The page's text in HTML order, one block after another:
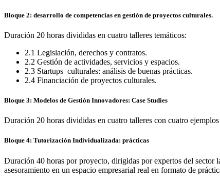
Bloque 2: desarrollo de competencias en gestión de proyectos culturales.
Duración 20 horas divididas en cuatro talleres temáticos:
2.1 Legislación, derechos y contratos.
2.2 Gestión de actividades, servicios y espacios.
2.3 Startups culturales: análisis de buenas prácticas.
2.4 Financiación de proyectos culturales.
Bloque 3: Modelos de Gestión Innovadores: Case Studies
Duración 20 horas divididas en cuatro talleres con cuatro
Bloque 4: Tutorización Individualizada: prácticas
Duración 40 horas por proyecto, dirigidas por expertos del sector
asesoramiento en un espacio empresarial real en formato de